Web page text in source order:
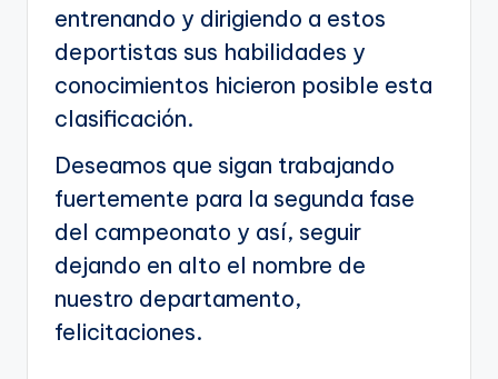
entrenando y dirigiendo a estos
deportistas sus habilidades y
conocimientos hicieron posible esta
clasificación.
Deseamos que sigan trabajando
fuertemente para la segunda fase
del campeonato y así, seguir
dejando en alto el nombre de
nuestro departamento,
felicitaciones.